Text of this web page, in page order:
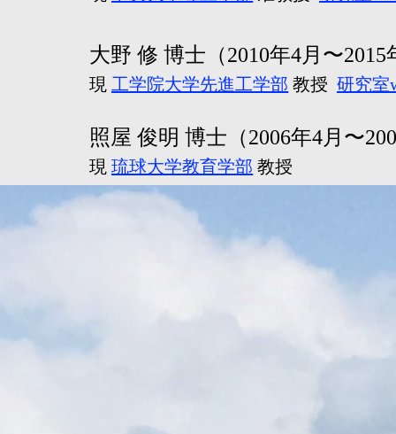
大野 修 博士（2010年4月〜2015
現 工学院大学先進工学部 教授研究室
照屋 俊明 博士（2006年4月〜
現琉球大学教育学部 教授